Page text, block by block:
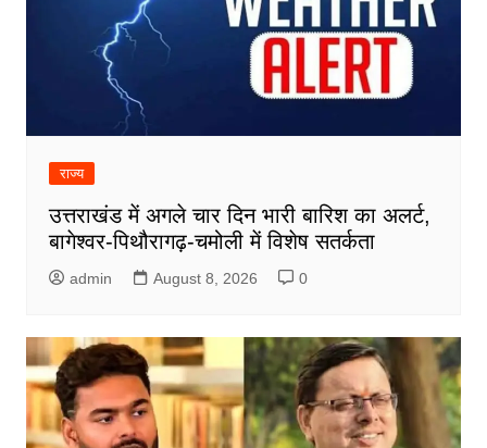
राज्य
उत्तराखंड में अगले चार दिन भारी बारिश का अलर्ट,
बागेश्वर-पिथौरागढ़-चमोली में विशेष सतर्कता
admin August 8, 2026 0